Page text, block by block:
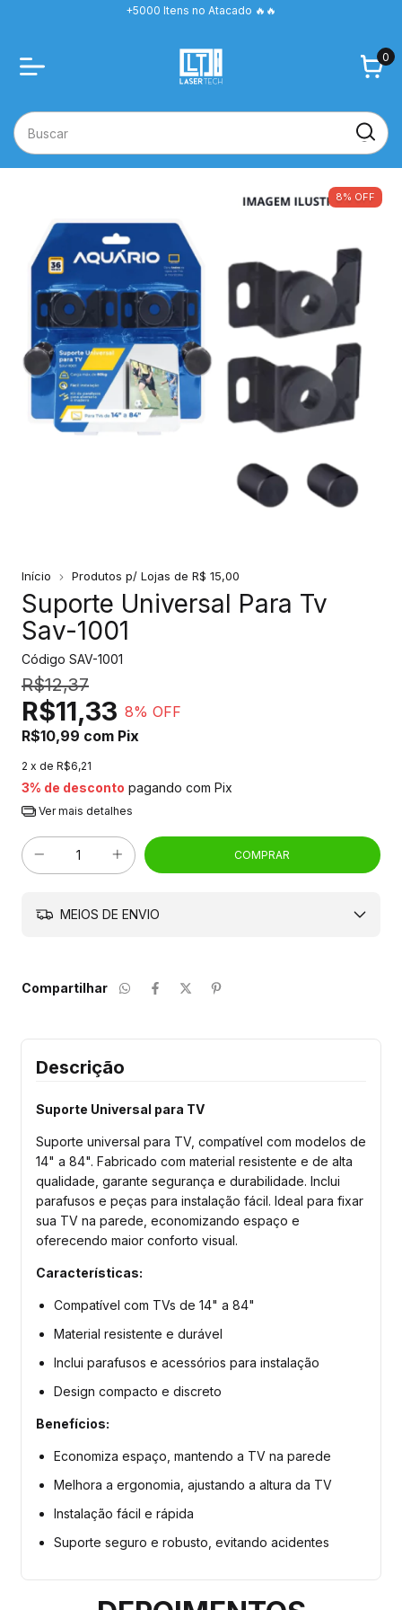
+5000 Itens no Atacado 🔥🔥
0
8% OFF
Início Produtos p/ Lojas de R$ 15,00
Suporte Universal Para Tv
Sav-1001
Código SAV-1001
R$12,37
R$11,33 8% OFF
R$10,99 com Pix
2 x de R$6,21
3% de desconto pagando com Pix
Ver mais detalhes
MEIOS DE ENVIO
Compartilhar
Descrição
Suporte Universal para TV
Suporte universal para TV, compatível com modelos de
14" a 84". Fabricado com material resistente e de alta
qualidade, garante segurança e durabilidade. Inclui
parafusos e peças para instalação fácil. Ideal para fixar
sua TV na parede, economizando espaço e
oferecendo maior conforto visual.
Características:
Compatível com TVs de 14" a 84"
Material resistente e durável
Inclui parafusos e acessórios para instalação
Design compacto e discreto
Benefícios:
Economiza espaço, mantendo a TV na parede
Melhora a ergonomia, ajustando a altura da TV
Instalação fácil e rápida
Suporte seguro e robusto, evitando acidentes